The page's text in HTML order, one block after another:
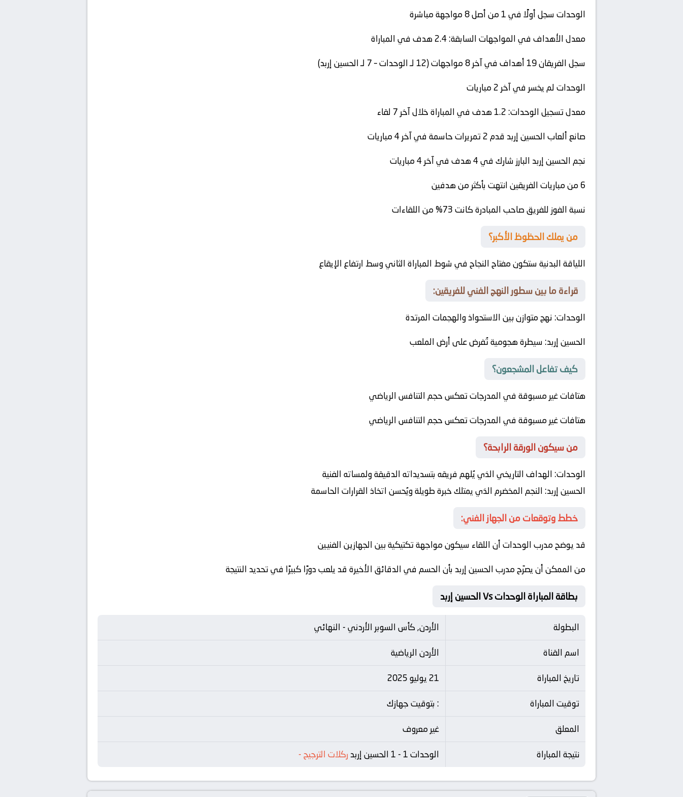
الوحداتسجل أولًا في 1 من أصل 8 مواجهة مباشرة
معدل الأهداف في المواجهات السابقة: 2.4 هدف في المباراة
سجل الفريقان 19 أهداف في آخر 8 مواجهات (12 لـ
الوحدات– 7 لـ الحسين إربد)
الوحداتلم يخسر في آخر 2 مباريات
معدل تسجيلالوحدات: 1.2 هدف في المباراة خلال آخر 7 لقاء
صانع ألعابالحسين إربد قدم 2 تمريرات حاسمة في آخر 4 مباريات
نجمالحسين إربد البارز شارك في 4 هدف في آخر 4 مباريات
6 من مباريات الفريقين انتهت بأكثر من هدفين
نسبة الفوز للفريق صاحب المبادرة كانت 73% من اللقاءات
من يملك الحظوظ الأكبر؟
اللياقة البدنية ستكون مفتاح النجاح في شوط المباراة الثاني وسط ارتفاع الإيقاع
قراءة ما بين سطور النهج الفني للفريقين:
الوحدات: نهج متوازن بين الاستحواذ والهجمات المرتدة
الحسين إربد: سيطرة هجومية تُفرض على أرض الملعب
كيف تفاعل المشجعون؟
هتافات غير مسبوقة في المدرجات تعكس حجم التنافس الرياضي
هتافات غير مسبوقة في المدرجات تعكس حجم التنافس الرياضي
من سيكون الورقة الرابحة؟
الوحدات: الهداف التاريخي الذي يُلهم فريقه بتسديداته الدقيقة ولمساته الفنية
الحسين إربد: النجم المخضرم الذي يمتلك خبرة طويلة ويُحسن اتخاذ القرارات الحاسمة
خطط وتوقعات من الجهاز الفني:
قد يوضح مدربالوحداتأن اللقاء سيكون مواجهة تكتيكية بين الجهازين الفنيين
من الممكن أن يصرّح مدربالحسين إربد بأن الحسم في الدقائق الأخيرة قد يلعب دورًا كبيرًا في تحديد النتيجة
بطاقة المباراة الوحدات Vs الحسين إربد
البطولة
الأردن, كأس السوبر الأردني - النهائي
اسم القناة
الأردن الرياضية
تاريخ المباراة
21 يوليو 2025
توقيت المباراة
: بتوقيت جهازك
المعلق
غير معروف
نتيجة المباراة
الوحدات 1 - 1 الحسين إربد ركلات الترجيح-